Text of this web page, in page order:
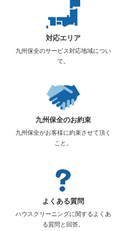
対応エリア
九州保全のサービス対応地域につい
て。
九州保全のお約束
九州保全がお客様に約束させて頂く
こと。
よくある質問
ハウスクリーニングに関するよくあ
る質問と回答。